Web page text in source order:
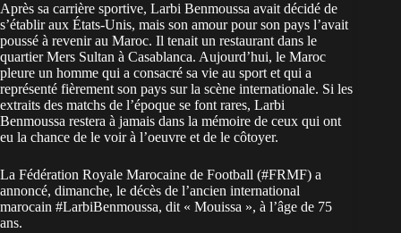
Après sa carrière sportive, Larbi Benmoussa avait décidé de
s’établir aux États-Unis, mais son amour pour son pays l’avait
poussé à revenir au Maroc. Il tenait un restaurant dans le
quartier Mers Sultan à Casablanca. Aujourd’hui, le Maroc
pleure un homme qui a consacré sa vie au sport et qui a
représenté fièrement son pays sur la scène internationale. Si les
extraits des matchs de l’époque se font rares, Larbi
Benmoussa restera à jamais dans la mémoire de ceux qui ont
eu la chance de le voir à l’oeuvre et de le côtoyer.
La Fédération Royale Marocaine de Football (#FRMF) a
annoncé, dimanche, le décès de l’ancien international
marocain #LarbiBenmoussa, dit « Mouissa », à l’âge de 75
ans.